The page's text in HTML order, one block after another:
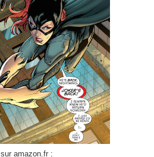
sur amazon.fr :